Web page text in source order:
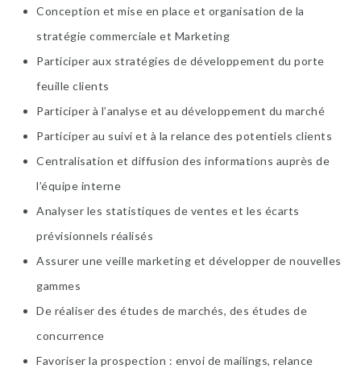
Conception et mise en place et organisation de la
stratégie commerciale et Marketing
Participer aux stratégies de développement du porte
feuille clients
Participer à l’analyse et au développement du marché
Participer au suivi et à la relance des potentiels clients
Centralisation et diffusion des informations auprès de
l’équipe interne
Analyser les statistiques de ventes et les écarts
prévisionnels réalisés
Assurer une veille marketing et développer de nouvelles
gammes
De réaliser des études de marchés, des études de
concurrence
Favoriser la prospection : envoi de mailings, relance